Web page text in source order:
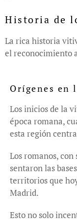
Historia de
La rica historia
el reconocimiento
Orígenes en
Los inicios de la
época romana,
esta región
Los romanos,
sentaron las
territorios que
Madrid.
Esto no solo